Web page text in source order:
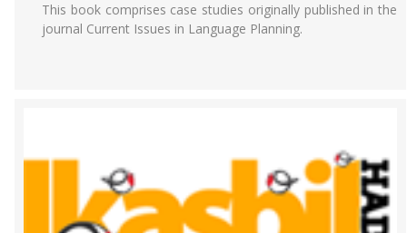
This book comprises case studies originally published in the
journal Current Issues in Language Planning.